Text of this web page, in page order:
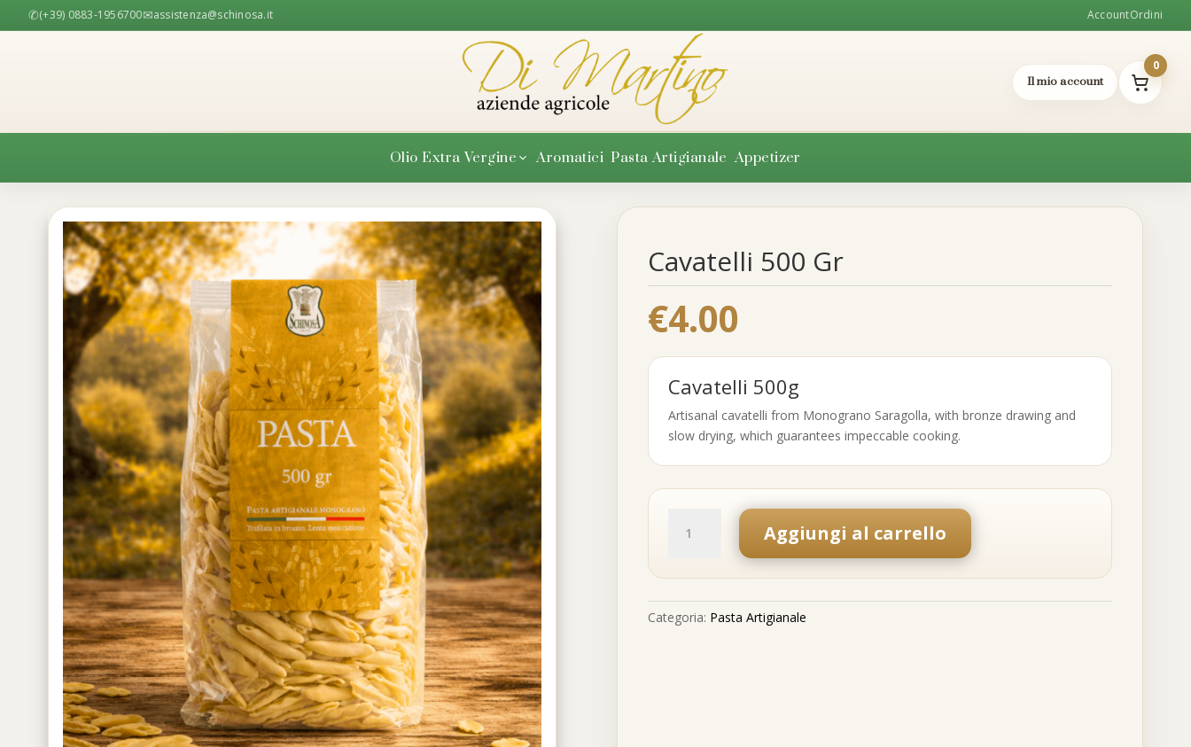
✆(+39) 0883-1956700✉assistenza@schinosa.it AccountOrdini
Il mio account
0
Olio Extra Vergine
Varietà Coratina
Varietà Peranzana
Stellare
Novello
Lattina
Bag In Box
Aromatici Pasta Artigianale Appetizer
Cavatelli 500 Gr
€4.00
Cavatelli 500g
Artisanal cavatelli from Monograno Saragolla, with bronze drawing and
slow drying, which guarantees impeccable cooking.
quantità
Aggiungi al carrello
Categoria: Pasta Artigianale